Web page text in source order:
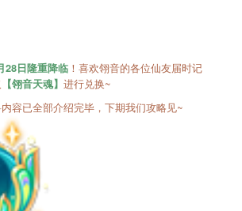
28日隆重降临！喜欢翎音的各位仙友届时记
【翎音天魂】 进行兑换~
容已全部介绍完毕，下期我们攻略见~